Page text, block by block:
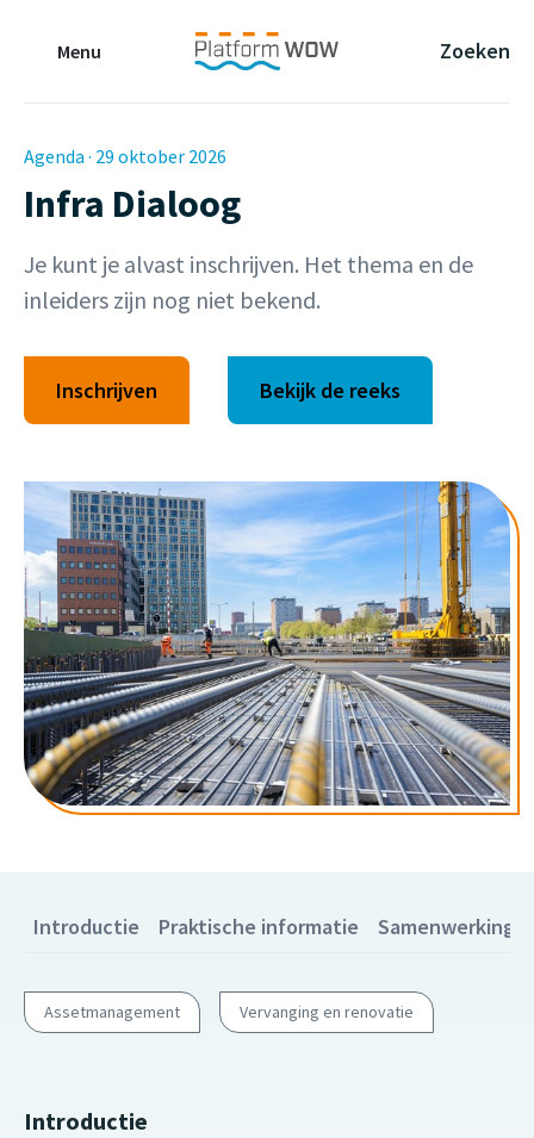
Menu
Zoeken
Agenda · 29 oktober 2026
Infra Dialoog
Je kunt je alvast inschrijven. Het thema en de
inleiders zijn nog niet bekend.
Inschrijven Bekijk de reeks
Introductie Praktische informatie
Assetmanagement Vervanging en renovatie
Introductie